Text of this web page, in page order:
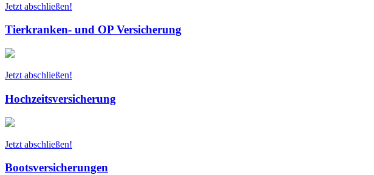
Jetzt abschließen!
Tierkranken- und OP Versicherung
Jetzt abschließen!
Hochzeitsversicherung
Jetzt abschließen!
Bootsversicherungen